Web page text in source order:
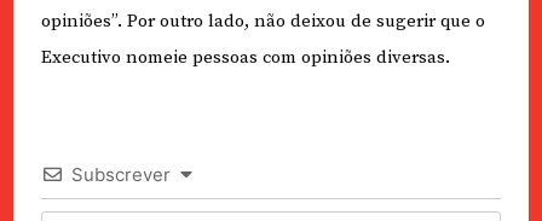
opiniões”. Por outro lado, não deixou de sugerir que o
Executivo nomeie pessoas com opiniões diversas.
Subscrever